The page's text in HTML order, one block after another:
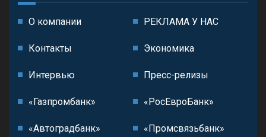
О компании РЕКЛАМА У НАС
Контакты Экономика
Интервью Пресс-релизы
«Газпромбанк» «РосЕвроБанк»
«Автоградбанк» «Промсвязьбанк»